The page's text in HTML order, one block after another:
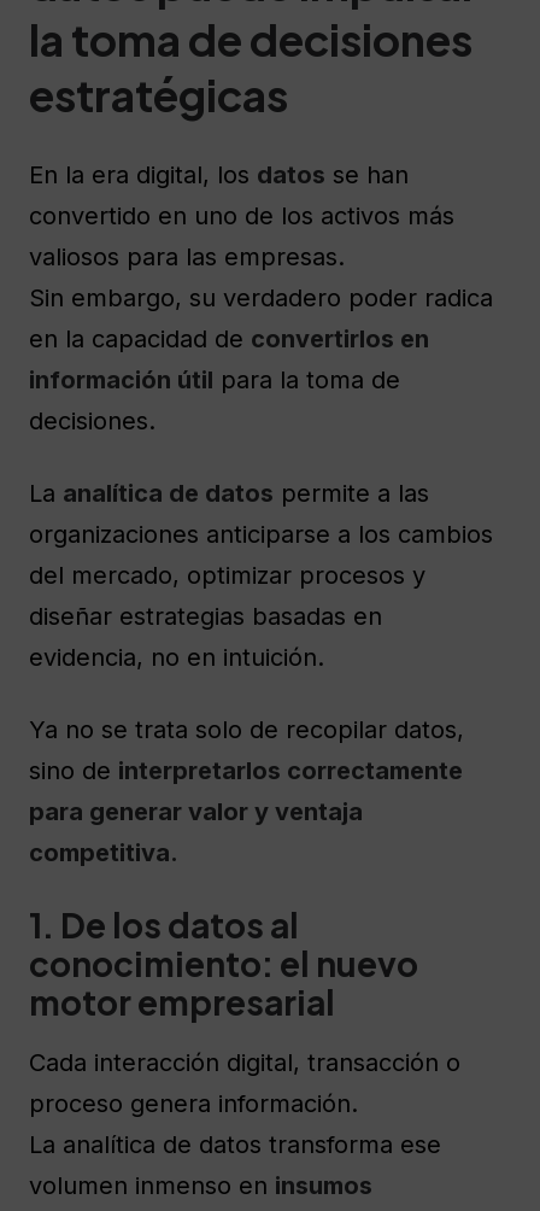
la toma de decisiones
estratégicas
En la era digital, los datos se han
convertido en uno de los activos más
valiosos para las empresas.
Sin embargo, su verdadero poder radica
en la capacidad de convertirlos en
información útil para la toma de
decisiones.
La analítica de datos permite a las
organizaciones anticiparse a los cambios
del mercado, optimizar procesos y
diseñar estrategias basadas en
evidencia, no en intuición.
Ya no se trata solo de recopilar datos,
sino de interpretarlos correctamente
para generar valor y ventaja
competitiva.
1. De los datos al
conocimiento: el nuevo
motor empresarial
Cada interacción digital, transacción o
proceso genera información.
La analítica de datos transforma ese
volumen inmenso en insumos